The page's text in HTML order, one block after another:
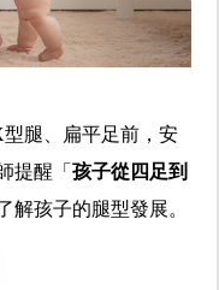
腿、扁平足前，安
提醒「 孩子從四足到
解孩子的腿型發展。